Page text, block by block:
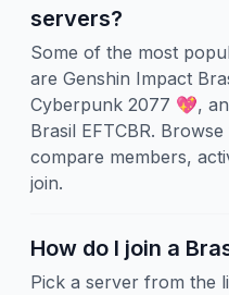
servers?
Some of the most
are Genshin Impact
Cyberpunk 2077 💖,
Brasil EFTCBR.
compare members,
join.
How do I join a
Pick a server from the